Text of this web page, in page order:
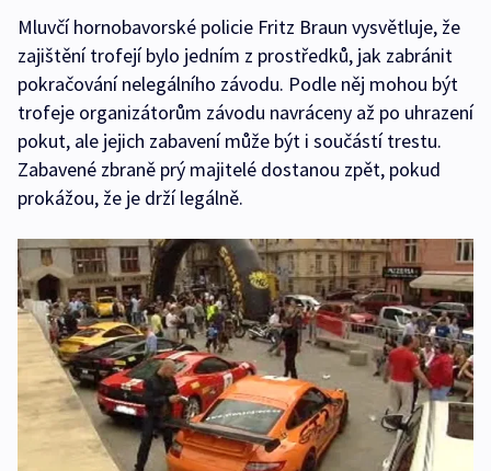
Mluvčí hornobavorské policie Fritz Braun vysvětluje, že
zajištění trofejí bylo jedním z prostředků, jak zabránit
pokračování nelegálního závodu. Podle něj mohou být
trofeje organizátorům závodu navráceny až po uhrazení
pokut, ale jejich zabavení může být i součástí trestu.
Zabavené zbraně prý majitelé dostanou zpět, pokud
prokážou, že je drží legálně.